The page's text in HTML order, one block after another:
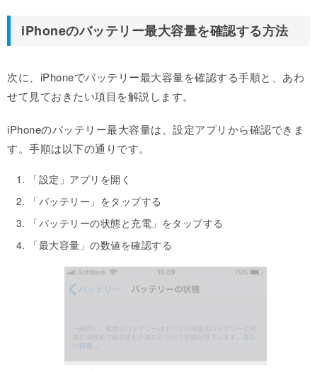
iPhoneのバッテリー最大容量を確認する方法
次に、iPhoneでバッテリー最大容量を確認する手順と、あわ
せて見ておきたい項目を解説します。
iPhoneのバッテリー最大容量は、設定アプリから確認できま
す。手順は以下の通りです。
「設定」アプリを開く
「バッテリー」をタップする
「バッテリーの状態と充電」をタップする
「最大容量」の数値を確認する